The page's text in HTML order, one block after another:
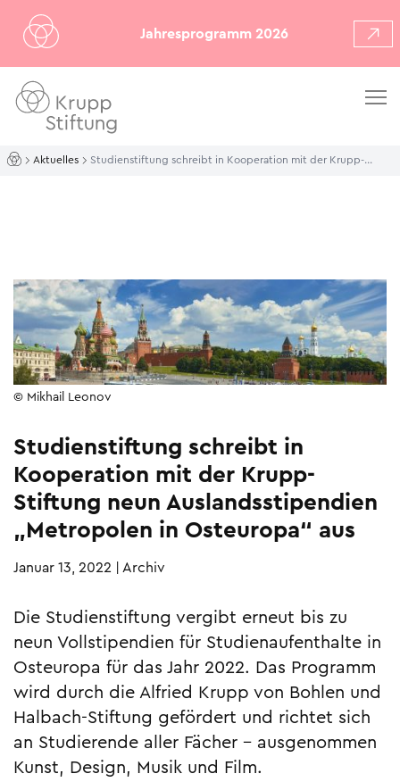
Jahresprogramm 2026
Aktuelles Studienstiftung schreibt in Kooperation mit der Krupp-Stiftung neun Auslandsstipendien „Metropolen in Osteuropa“ aus
© Mikhail Leonov
Studienstiftung schreibt in
Kooperation mit der Krupp-
Stiftung neun Auslandsstipendien
„Metropolen in Osteuropa“ aus
Januar 13, 2022 |Archiv
Die Studienstiftung vergibt erneut bis zu
neun Vollstipendien für Studienaufenthalte in
Osteuropa für das Jahr 2022. Das Programm
wird durch die Alfried Krupp von Bohlen und
Halbach-Stiftung gefördert und richtet sich
an Studierende aller Fächer – ausgenommen
Kunst, Design, Musik und Film.